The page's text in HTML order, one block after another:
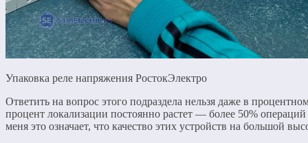
Упаковка реле напряжения РостокЭлектро
Ответить на вопрос этого подраздела нельзя даже в
процент локализации постоянно растет — более 50%
меня это означает, что качество этих устройств на большой